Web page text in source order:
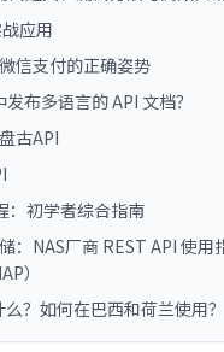
应用
信支付的正确姿势
布多语言的 API 文档？
古API
：初学者综合指南
：NAS厂商 REST API 使用
）
？如何在巴西和荷兰使用？